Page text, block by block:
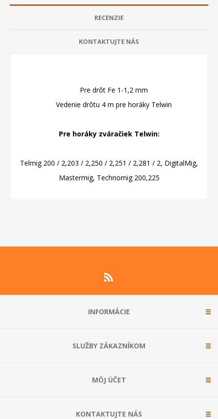
RECENZIE
KONTAKTUJTE NÁS
Pre drôt Fe 1-1,2 mm
Vedenie drôtu 4 m pre horáky Telwin
Pre horáky zváračiek Telwin:
Telmig 200 / 2,203 / 2,250 / 2,251 / 2,281 / 2, DigitalMig,
Mastermig, Technomig 200,225
INFORMÁCIE
SLUŽBY ZÁKAZNÍKOM
MÔJ ÚČET
KONTAKTUJTE NÁS